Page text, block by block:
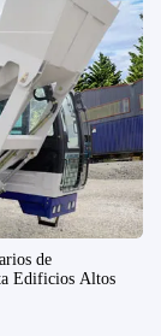
de
Edificios Altos